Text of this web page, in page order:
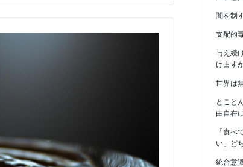
闇を制
支配的
与え続
けます
世界は
とこと
由自在
「食べ
い」ど
統合意